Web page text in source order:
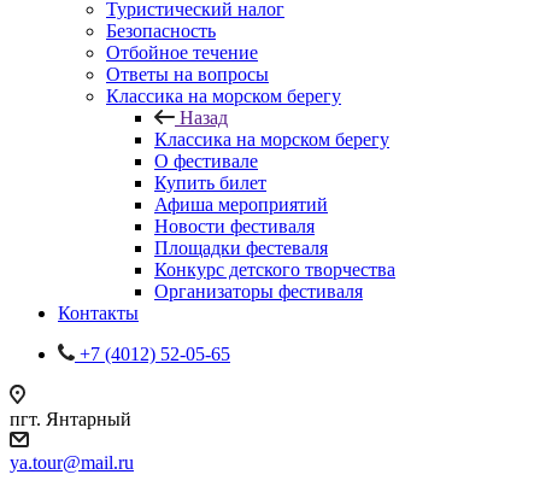
Туристический налог
Безопасность
Отбойное течение
Ответы на вопросы
Классика на морском берегу
Назад
Классика на морском берегу
О фестивале
Купить билет
Афиша мероприятий
Новости фестиваля
Площадки фестеваля
Конкурс детского творчества
Организаторы фестиваля
Контакты
+7 (4012) 52-05-65
пгт. Янтарный
ya.tour@mail.ru